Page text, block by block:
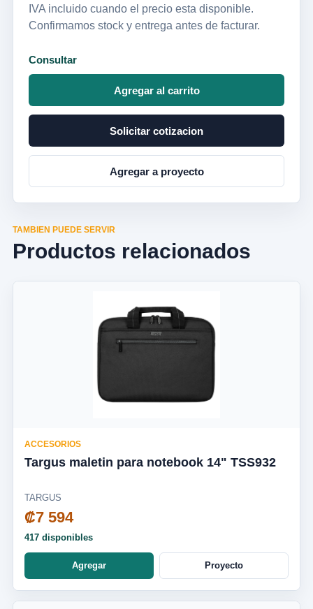
IVA incluido cuando el precio esta disponible.
Confirmamos stock y entrega antes de facturar.
Consultar
Agregar al carrito
Solicitar cotizacion
Agregar a proyecto
TAMBIEN PUEDE SERVIR
Productos relacionados
ACCESORIOS
Targus maletin para notebook 14" TSS932
TARGUS
₡7 594
417 disponibles
Agregar Proyecto